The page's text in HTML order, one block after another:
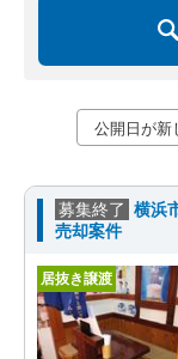
募集終了 横浜
売却案件
居抜き譲渡